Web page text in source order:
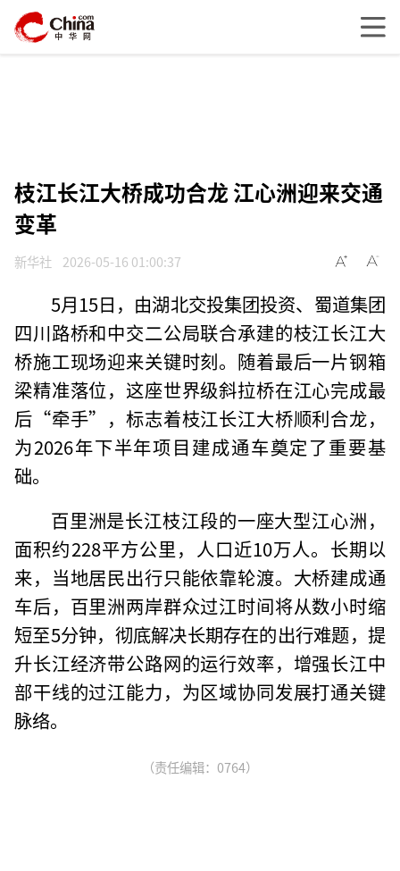
枝江长江大桥成功合龙 江心洲迎来交通
变革
新华社 2026-05-16 01:00:37
5月15日，由湖北交投集团投资、蜀道集团
四川路桥和中交二公局联合承建的枝江长江大
桥施工现场迎来关键时刻。随着最后一片钢箱
梁精准落位，这座世界级斜拉桥在江心完成最
后“牵手”，标志着枝江长江大桥顺利合龙，
为2026年下半年项目建成通车奠定了重要基
础。
百里洲是长江枝江段的一座大型江心洲，
面积约228平方公里，人口近10万人。长期以
来，当地居民出行只能依靠轮渡。大桥建成通
车后，百里洲两岸群众过江时间将从数小时缩
短至5分钟，彻底解决长期存在的出行难题，提
升长江经济带公路网的运行效率，增强长江中
部干线的过江能力，为区域协同发展打通关键
脉络。
（责任编辑：0764）